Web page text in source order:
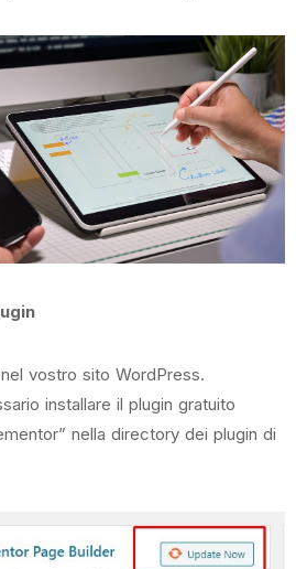
vostro sito WordPress.
installare il plugin gratuito
nella directory dei plugin di